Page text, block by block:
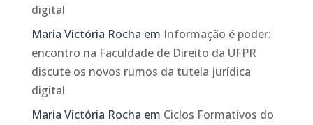
digital
Maria Victória Rocha em Informação é poder:
encontro na Faculdade de Direito da UFPR
discute os novos rumos da tutela jurídica
digital
Maria Victória Rocha em Ciclos Formativos do